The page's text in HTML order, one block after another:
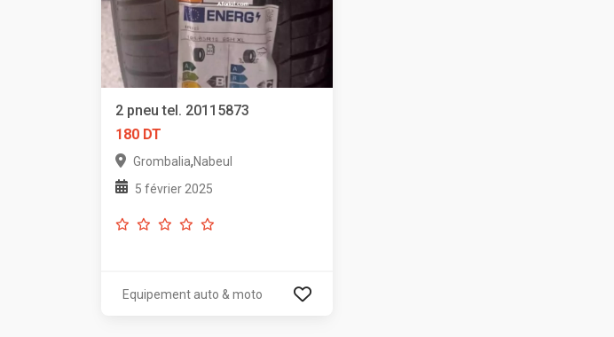
2 pneu tel. 20115873
180 DT
Grombalia,Nabeul
5 février 2025
Equipement auto & moto